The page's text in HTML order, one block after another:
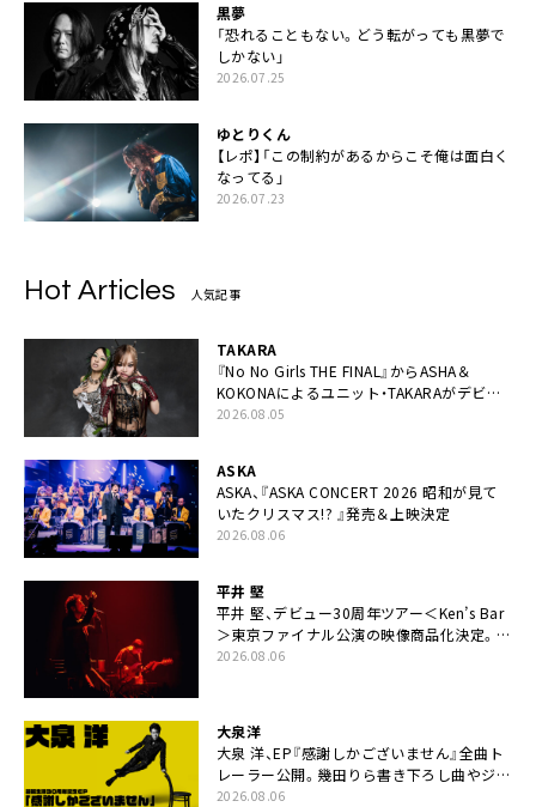
黒夢
「恐れることもない。どう転がっても黒夢で
しかない」
2026.07.25
ゆとりくん
【レポ】「この制約があるからこそ俺は面白く
なってる」
2026.07.23
Hot Articles 人気記事
TAKARA
『No No Girls THE FINAL』からASHA＆
KOKONAによるユニット・TAKARAがデビュ
ー
2026.08.05
ASKA
ASKA、『ASKA CONCERT 2026 昭和が見て
いたクリスマス!? 』発売＆上映決定
2026.08.06
平井 堅
平井 堅、デビュー30周年ツアー＜Ken’s Bar
＞東京ファイナル公演の映像商品化決定。ブ
ックレットには平井堅のメッセージ掲載も
2026.08.06
大泉洋
大泉 洋、EP『感謝しかございません』全曲ト
レーラー公開。幾田りら書き下ろし曲やジャ
ズピアニスト・小曽根真による提供曲のレコ
2026.08.06